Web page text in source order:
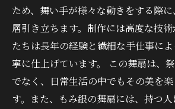
ため、舞い手が様々な動きをする際
層引き立ちます。制作には高度な技
たちは長年の経験と繊細な手仕事に
寧に仕上げています。 この舞扇は、
でなく、日常生活の中でもその美を
す。また、もみ銀の舞扇には、持つ